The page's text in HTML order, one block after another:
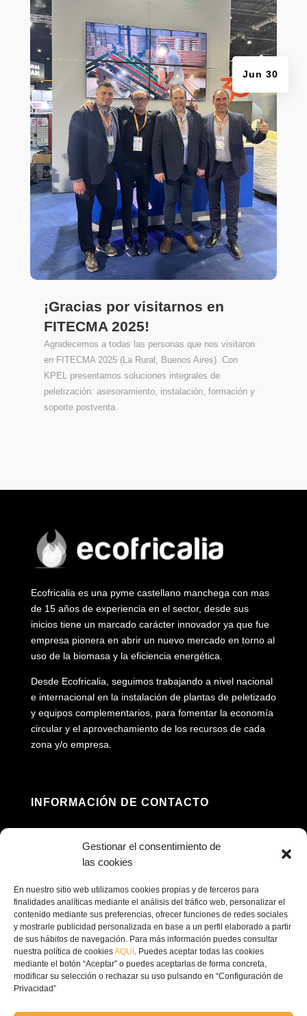
Gestionar el consentimiento de
las cookies
En nuestro sitio web utilizamos cookies propias y de terceros para
finalidades analíticas mediante el análisis del tráfico web, personalizar el
contenido mediante sus preferencias, ofrecer funciones de redes sociales
y mostrarle publicidad personalizada en base a un perfil elaborado a partir
de sus hábitos de navegación. Para más información puedes consultar
nuestra política de cookiesAQUÍ . Puedes aceptar todas las cookies
mediante el botón “Aceptar” o puedes aceptarlas de forma concreta,
modificar su selección o rechazar su uso pulsando en “Configuración de
Privacidad”
¡Gracias por visitarnos en
FITECMA 2025!
Jun 30
Agradecemos a todas las personas que nos visitaron
en FITECMA 2025 (La Rural, Buenos Aires). Con
KPEL presentamos soluciones integrales de
peletización: asesoramiento, instalación, formación y
soporte postventa.
Ecofricalia es una pyme castellano manchega con mas
de 15 años de experiencia en el sector, desde sus
inicios tiene un marcado carácter innovador ya que fue
empresa pionera en abrir un nuevo mercado en torno al
uso de la biomasa y la eficiencia energética.
Desde Ecofricalia, seguimos trabajando a nivel nacional
e internacional en la instalación de plantas de peletizado
y equipos complementarios, para fomentar la economía
circular y el aprovechamiento de los recursos de cada
zona y/o empresa.
INFORMACIÓN DE CONTACTO
Pedroñeras, Cuenca
 contacto@ecofricalia.com